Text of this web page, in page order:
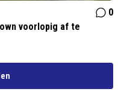
0
voorlopig af te